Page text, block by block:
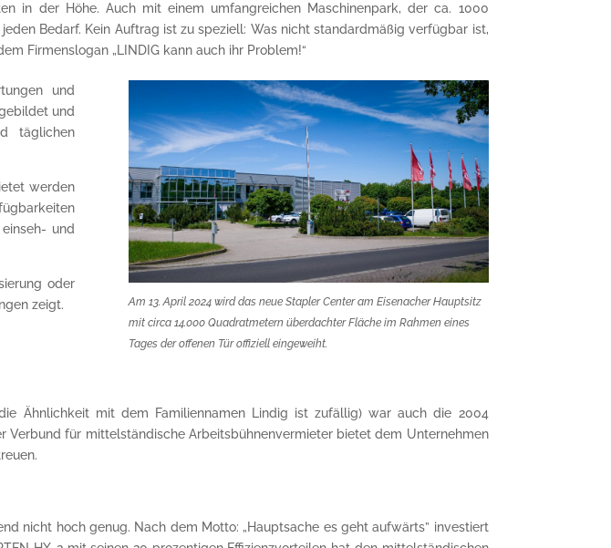
in der Höhe. Auch mit einem umfangreichen Maschinenpark, der ca. 1000
Bedarf. Kein Auftrag ist zu speziell: Was nicht standardmäßig verfügbar ist,
Firmenslogan „LINDIG kann auch ihr Problem!“
und
und
täglichen
werden
und
oder
zeigt.
Am 13. April 2024 wird das neue Stapler Center am Eisenacher Hauptsitz
mit circa 14.000 Quadratmetern überdachter Fläche im Rahmen eines
Tages der offenen Tür offiziell eingeweiht.
Ähnlichkeit mit dem Familiennamen Lindig ist zufällig) war auch die 2004
Verbund für mittelständische Arbeitsbühnenvermieter bietet dem Unternehmen
nicht hoch genug. Nach dem Motto: „Hauptsache es geht aufwärts” investiert